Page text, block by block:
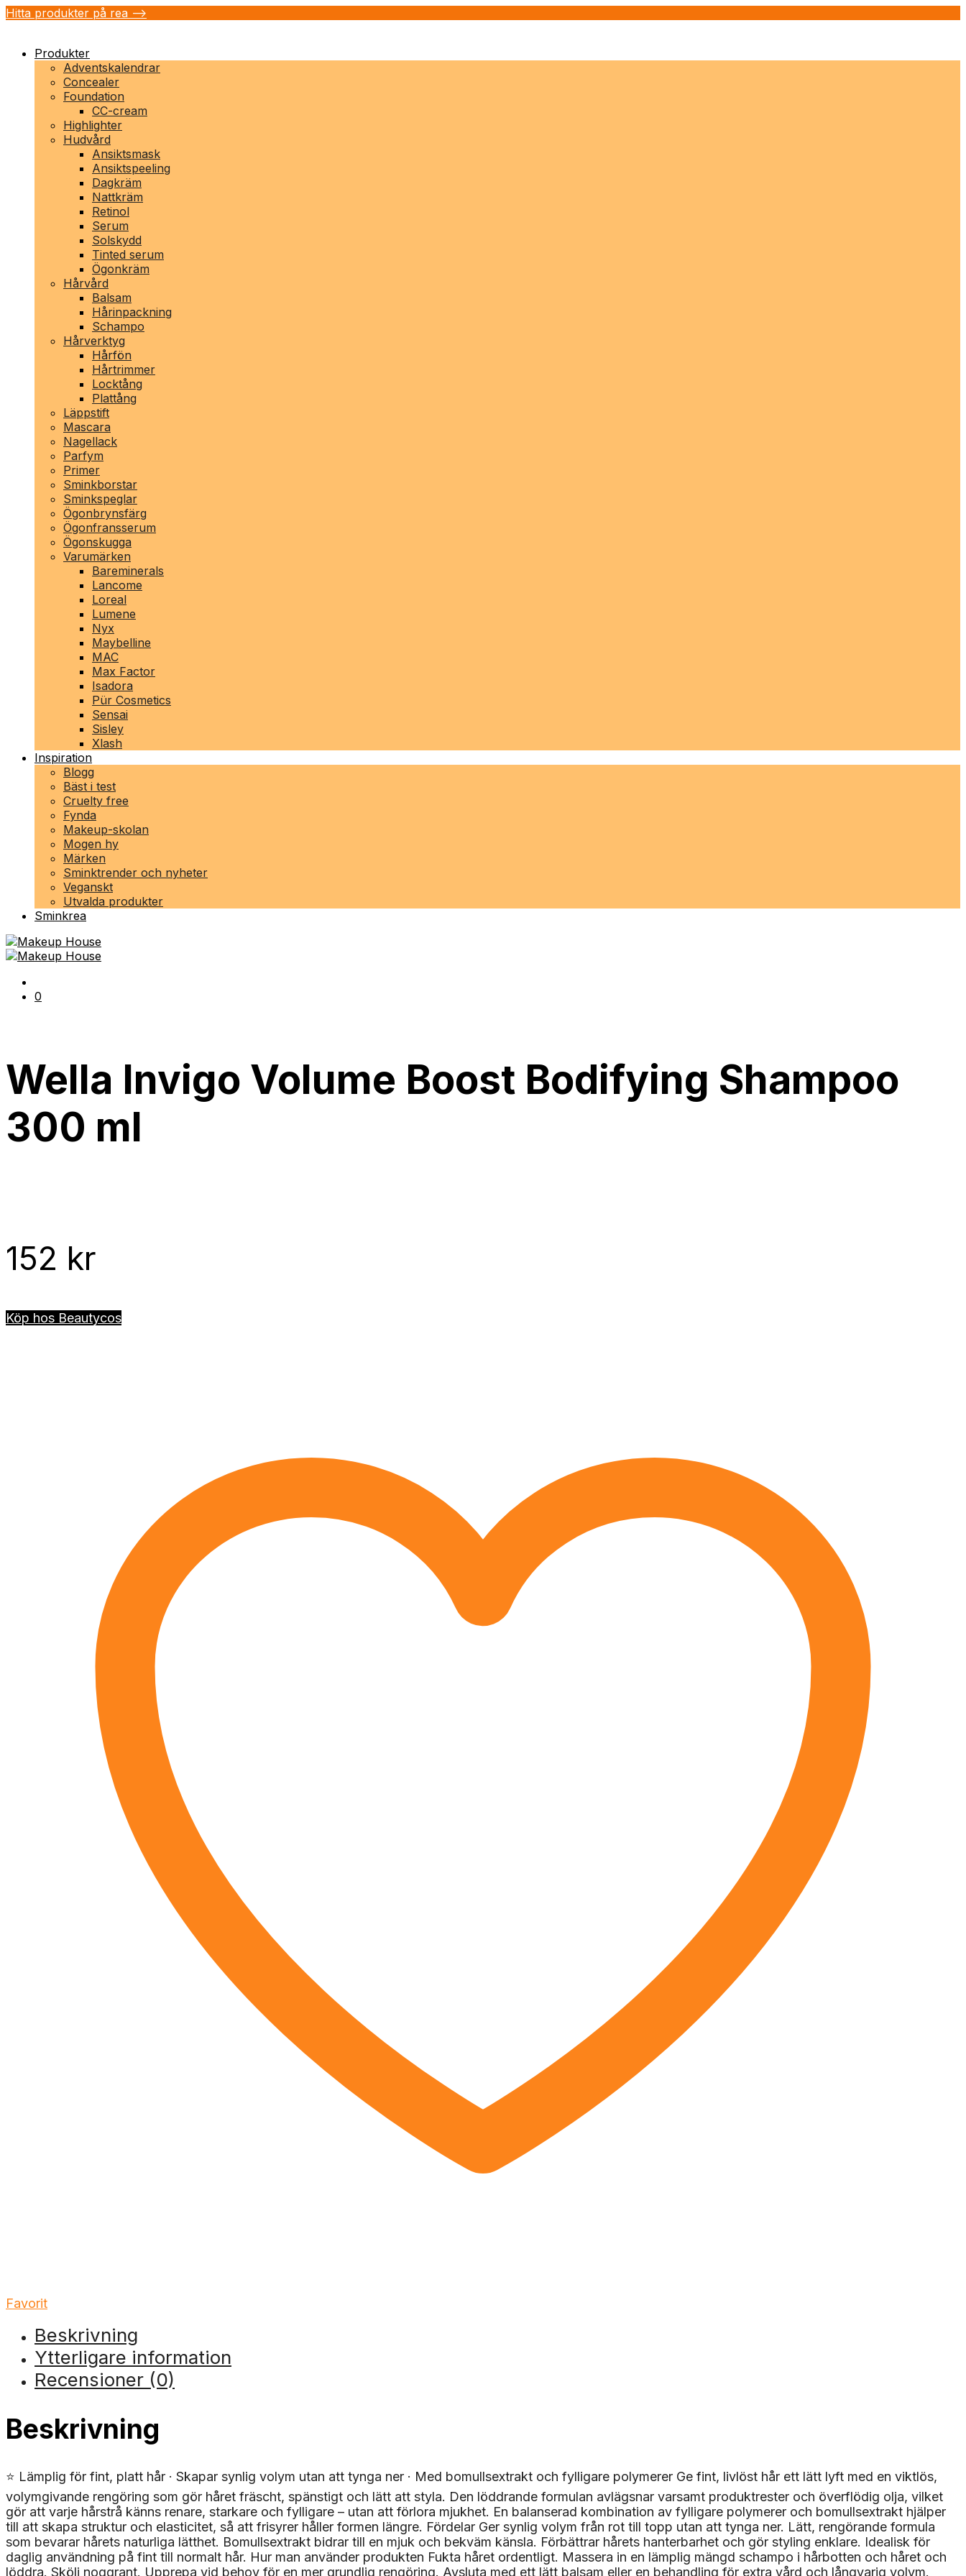
Hitta produkter på rea -->
Produkter
Adventskalendrar
Concealer
Foundation
CC-cream
Highlighter
Hudvård
Ansiktsmask
Ansiktspeeling
Dagkräm
Nattkräm
Retinol
Serum
Solskydd
Tinted serum
Ögonkräm
Hårvård
Balsam
Hårinpackning
Schampo
Hårverktyg
Hårfön
Hårtrimmer
Locktång
Plattång
Läppstift
Mascara
Nagellack
Parfym
Primer
Sminkborstar
Sminkspeglar
Ögonbrynsfärg
Ögonfransserum
Ögonskugga
Varumärken
Bareminerals
Lancome
Loreal
Lumene
Nyx
Maybelline
MAC
Max Factor
Isadora
Pür Cosmetics
Sensai
Sisley
Xlash
Inspiration
Blogg
Bäst i test
Cruelty free
Fynda
Makeup-skolan
Mogen hy
Märken
Sminktrender och nyheter
Veganskt
Utvalda produkter
Sminkrea
0
Wella Invigo Volume Boost Bodifying Shampoo
300 ml
152 kr
Köp hos Beautycos
Favorit
Beskrivning
Ytterligare information
Recensioner (0)
Beskrivning
⭐ Lämplig för fint, platt hår · Skapar synlig volym utan att tynga ner · Med bomullsextrakt och fylligare polymerer Ge fint, livlöst hår ett lätt lyft med en viktlös,
volymgivande rengöring som gör håret fräscht, spänstigt och lätt att styla. Den löddrande formulan avlägsnar varsamt produktrester och överflödig olja, vilket
gör att varje hårstrå känns renare, starkare och fylligare – utan att förlora mjukhet. En balanserad kombination av fylligare polymerer och bomullsextrakt hjälper
till att skapa struktur och elasticitet, så att frisyrer håller formen längre. Fördelar Ger synlig volym från rot till topp utan att tynga ner. Lätt, rengörande formula
som bevarar hårets naturliga lätthet. Bomullsextrakt bidrar till en mjuk och bekväm känsla. Förbättrar hårets hanterbarhet och gör styling enklare. Idealisk för
daglig användning på fint till normalt hår. Hur man använder produkten Fukta håret ordentligt. Massera in en lämplig mängd schampo i hårbotten och håret och
löddra. Skölj noggrant. Upprepa vid behov för en mer grundlig rengöring. Avsluta med ett lätt balsam eller en behandling för extra vård och långvarig volym.